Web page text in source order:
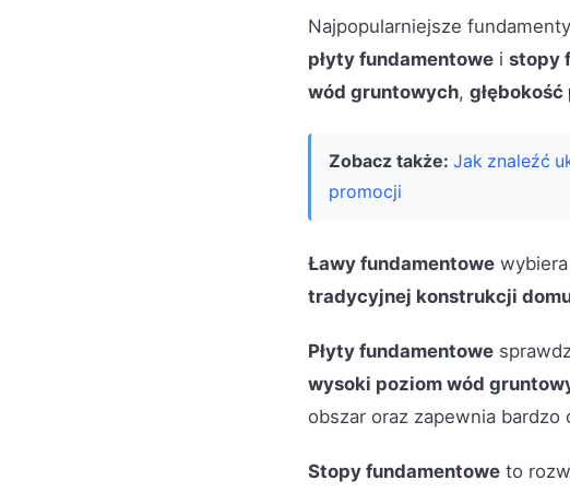
Najpopularniejsze
płyty fundamentowe i stopy
wód gruntowych,
Zobacz także: Jak znaleźć
promocji
Ławy fundamentowe
tradycyjnej konstrukcji
Płyty fundamentowe
wysoki poziom wód
obszar oraz zapewnia
Stopy fundamentowe to